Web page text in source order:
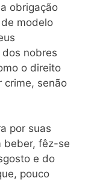
obrigação
modelo
nobres
o direito
crime, senão
por suas
beber, fêz-se
e do
pouco